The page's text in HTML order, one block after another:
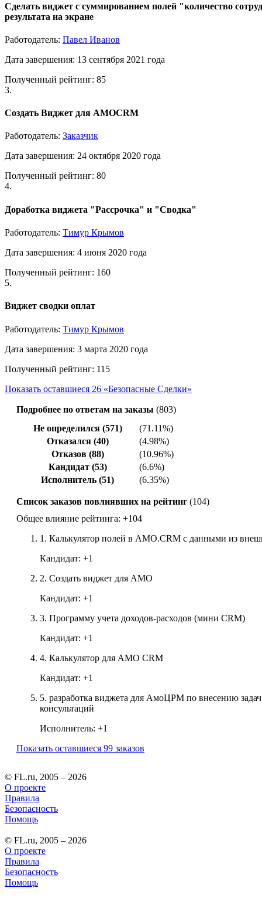
Cделать виджет с суммированием полей "количество
результата на экране
Работодатель: Павел Иванов
Дата завершения: 13 сентября 2021 года
Полученный рейтинг: 85
3.
Создать Виджет для AMOCRM
Работодатель: Заказчик
Дата завершения: 24 октября 2020 года
Полученный рейтинг: 80
4.
Доработка виджета "Рассрочка" и "Сводка"
Работодатель: Тимур Крымов
Дата завершения: 4 июня 2020 года
Полученный рейтинг: 160
5.
Виджет сводки оплат
Работодатель: Тимур Крымов
Дата завершения: 3 марта 2020 года
Полученный рейтинг: 115
Показать оставшиеся 26 «Безопасные Сделки»
Подробнее по ответам на заказы (803)
Не определился (571)
(71.11%)
Отказался (40)
(4.98%)
Отказов (88)
(10.96%)
Кандидат (53)
(6.6%)
Исполнитель (51)
(6.35%)
Список заказов повлиявших на рейтинг (104)
Общее влияние рейтинга: +104
1. Калькулятор полей в АМО.CRM с данными из
Кандидат: +1
2. Создать виджет для AMO
Кандидат: +1
3. Программу учета доходов-расходов (мини CRM)
Кандидат: +1
4. Калькулятор для AMO CRM
Кандидат: +1
5. разработка виджета для АмоЦРМ по внесению задач
консультаций
Исполнитель: +1
Показать оставшиеся 99 заказов
© FL.ru, 2005 – 2026
О проекте
Правила
Безопасность
Помощь
© FL.ru, 2005 – 2026
О проекте
Правила
Безопасность
Помощь